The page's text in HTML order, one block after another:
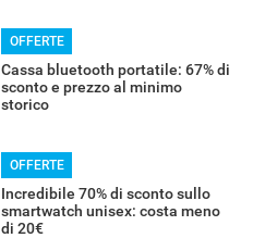
OFFERTE
Cassa bluetooth portatile: 67% di
sconto e prezzo al minimo
storico
OFFERTE
Incredibile 70% di sconto sullo
smartwatch unisex: costa meno
di 20€